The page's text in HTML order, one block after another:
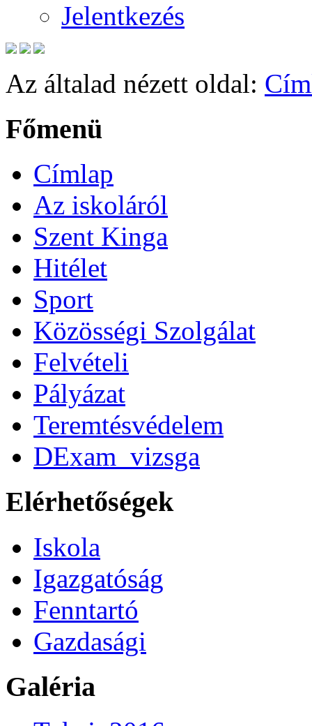
Jelentkezés
Az általad nézett oldal:
Főmenü
Címlap
Az iskoláról
Szent Kinga
Hitélet
Sport
Közösségi Szolgálat
Felvételi
Pályázat
Teremtésvédelem
DExam_vizsga
Elérhetőségek
Iskola
Igazgatóság
Fenntartó
Gazdasági
Galéria